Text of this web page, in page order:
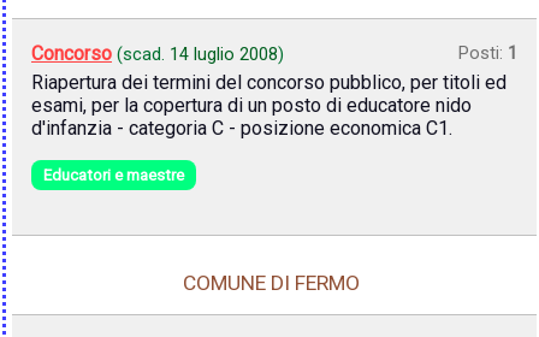
Concorso (scad. 14 luglio 2008) Posti: 1
Riapertura dei termini del concorso pubblico, per titoli ed
esami, per la copertura di un posto di educatore nido
d'infanzia - categoria C - posizione economica C1.
Educatori e maestre
COMUNE DI FERMO